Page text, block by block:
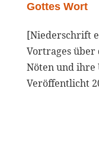
Gottes Wort
[Niederschrift
Vortrages über
Nöten und ihre
Veröffentlicht